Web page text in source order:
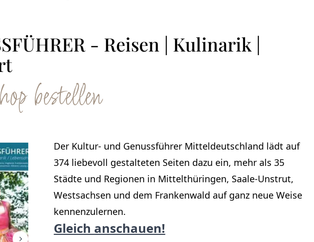
- Reisen | Kulinarik |
bestellen
Der Kultur- und Genussführer Mitteldeutschland lädt auf
374 liebevoll gestalteten Seiten dazu ein, mehr als 35
Städte und Regionen in Mittelthüringen, Saale-Unstrut,
Westsachsen und dem Frankenwald auf ganz neue Weise
kennenzulernen.
Gleich anschauen!